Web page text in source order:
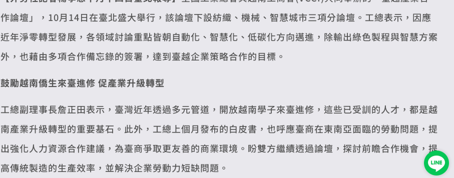
作論壇」，10月14日在臺北盛大舉行，該論壇下設紡織、機械、智慧城市三項分論壇。工總表示，因應
近年淨零轉型發展，各領域討論重點皆朝自動化、智慧化、低碳化方向邁進，除輸出綠色製程與智慧方案
外，也藉由多項合作備忘錄的簽署，達到臺越企業策略合作的目標。
鼓勵越南僑生來臺進修 促產業升級轉型
工總副理事長詹正田表示，臺灣近年透過多元管道，開放越南學子來臺進修，這些已受訓的人才，都是越
南產業升級轉型的重要基石。此外，工總上個月發布的白皮書，也呼應臺商在東南亞面臨的勞動問題，提
出強化人力資源合作建議，為臺商爭取更友善的商業環境。盼雙方繼續透過論壇，探討前瞻合作機會，提
高傳統製造的生產效率，並解決企業勞動力短缺問題。